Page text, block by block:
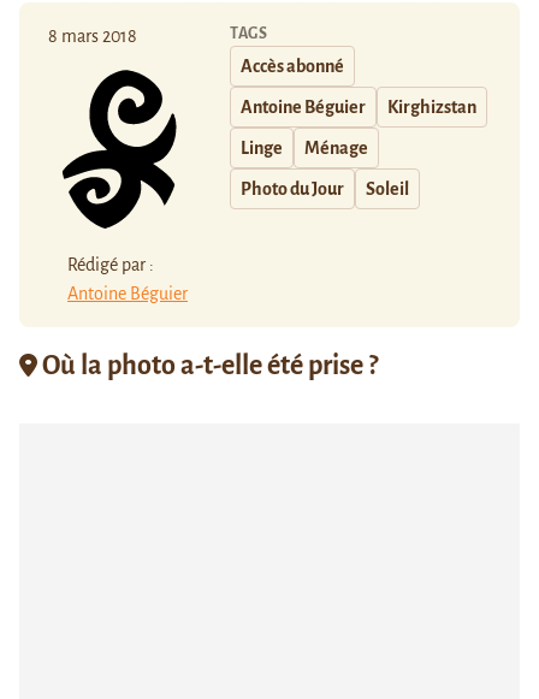
8 mars 2018
Rédigé par :
Antoine Béguier
TAGS
Accès abonné
Antoine Béguier Kirghizstan
Linge Ménage
Photo du Jour Soleil
Où la photo a-t-elle été prise ?